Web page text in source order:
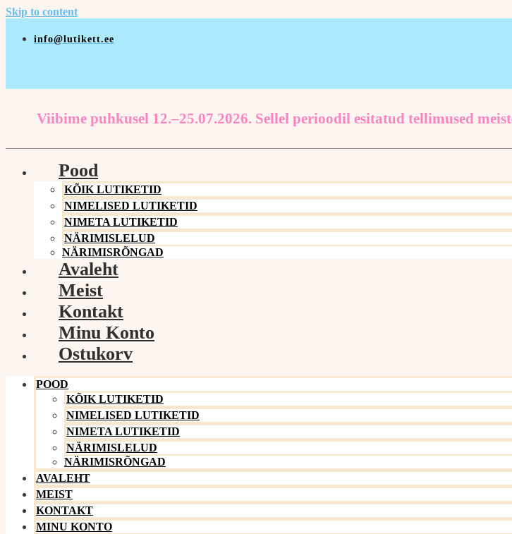
Skip to content
info@lutikett.ee
Viibime puhkusel 12.–25.07.2026. Sellel perioodil esitatud tellimused
Pood
KÕIK LUTIKETID
NIMELISED LUTIKETID
NIMETA LUTIKETID
NÄRIMISLELUD
NÄRIMISRÕNGAD
Avaleht
Meist
Kontakt
Minu Konto
Ostukorv
POOD
KÕIK LUTIKETID
NIMELISED LUTIKETID
NIMETA LUTIKETID
NÄRIMISLELUD
NÄRIMISRÕNGAD
AVALEHT
MEIST
KONTAKT
MINU KONTO